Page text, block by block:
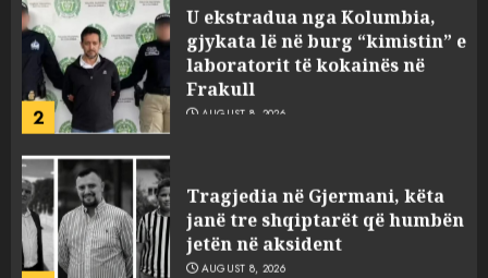
2
gjykata lë në burg “kimistin” e
laboratorit të kokainës në
Frakull
AUGUST 8, 2026
3
janë tre shqiptarët që humbën
jetën në aksident
AUGUST 8, 2026